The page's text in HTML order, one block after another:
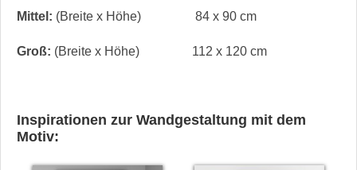
Mittel: (Breite x Höhe) 84 x 90 cm
Groß: (Breite x Höhe) 112 x 120 cm
Inspirationen zur Wandgestaltung mit dem
Motiv: